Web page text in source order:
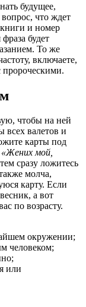
будущее,
что ждет
и номер
будет
То же
включаете,
чтобы на ней
всех валетов и
карты под
«Жених мой,
сразу ложитесь
молча,
карту. Если
а вот
по возрасту.
окружении;
человеком;
или